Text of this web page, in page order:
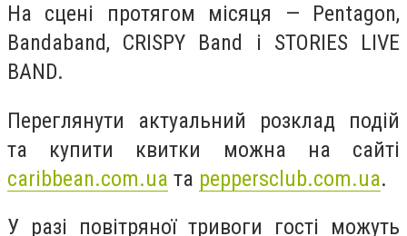
На сцені протягом місяця — Pentagon,
Bandaband, CRISPY Band і STORIES LIVE
BAND.
Переглянути актуальний розклад подій
та купити квитки можна на сайті
caribbean.com.ua та peppersclub.com.ua.
У разі повітряної тривоги гості можуть